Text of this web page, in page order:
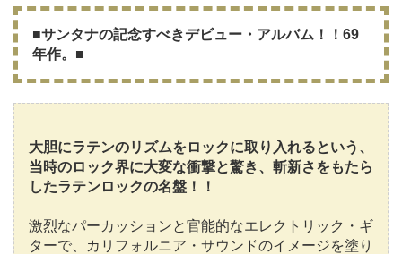
■サンタナの記念すべきデビュー・アルバム！！69
年作。■
大胆にラテンのリズムをロックに取り入れるという、
当時のロック界に大変な衝撃と驚き、斬新さをもたら
したラテンロックの名盤！！
激烈なパーカッションと官能的なエレクトリック・ギ
ターで、カリフォルニア・サウンドのイメージを塗り